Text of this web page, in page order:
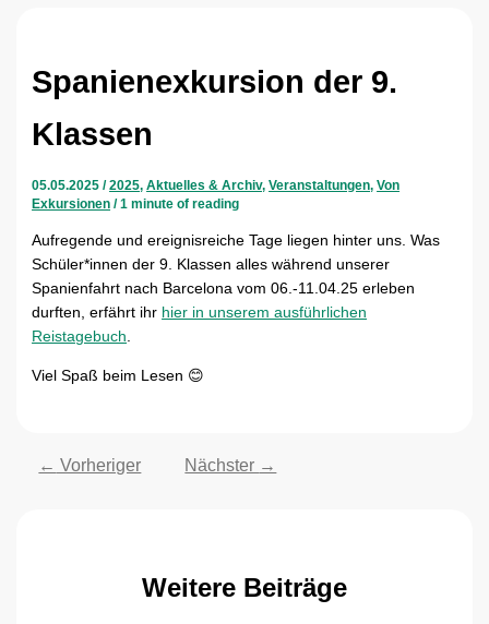
Spanienexkursion der 9.
Klassen
05.05.2025/2025,Aktuelles & Archiv,Veranstaltungen,Von
Exkursionen /1 minute of reading
Aufregende und ereignisreiche Tage liegen hinter uns. Was
Schüler*innen der 9. Klassen alles während unserer
Spanienfahrt nach Barcelona vom 06.-11.04.25 erleben
durften, erfährt ihr hier in unserem ausführlichen
Reistagebuch.
Viel Spaß beim Lesen 😊
← Vorheriger Nächster →
Weitere Beiträge